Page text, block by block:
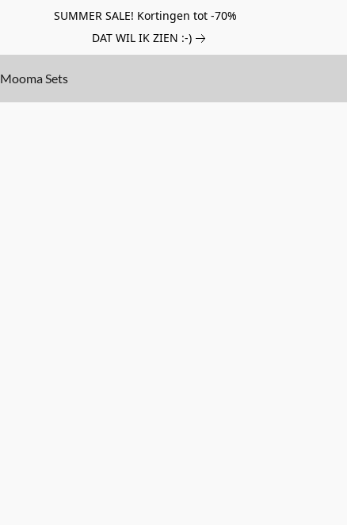
SUMMER SALE! Kortingen tot -70%
DAT WIL IK ZIEN :-)
Mooma Sets